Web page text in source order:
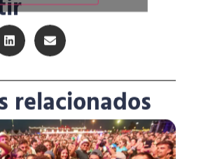
relacionados